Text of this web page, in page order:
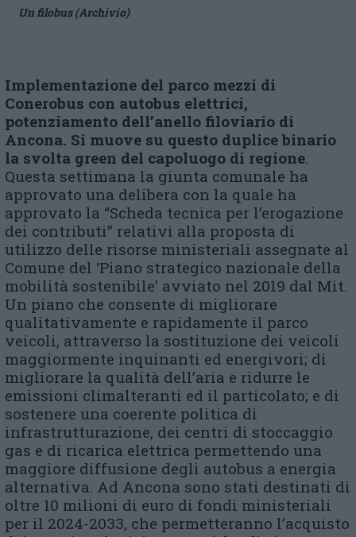
Un filobus (Archivio)
Implementazione del parco mezzi di
Conerobus con autobus elettrici,
potenziamento dell’anello filoviario di
Ancona. Si muove su questo duplice binario
la svolta green del capoluogo di regione.
Questa settimana la giunta comunale ha
approvato una delibera con la quale ha
approvato la “Scheda tecnica per l’erogazione
dei contributi” relativi alla proposta di
utilizzo delle risorse ministeriali assegnate al
Comune del ‘Piano strategico nazionale della
mobilità sostenibile’ avviato nel 2019 dal Mit.
Un piano che consente di migliorare
qualitativamente e rapidamente il parco
veicoli, attraverso la sostituzione dei veicoli
maggiormente inquinanti ed energivori; di
migliorare la qualità dell’aria e ridurre le
emissioni climalteranti ed il particolato; e di
sostenere una coerente politica di
infrastrutturazione, dei centri di stoccaggio
gas e di ricarica elettrica permettendo una
maggiore diffusione degli autobus a energia
alternativa. Ad Ancona sono stati destinati di
oltre 10 milioni di euro di fondi ministeriali
per il 2024-2033, che permetteranno l’acquisto